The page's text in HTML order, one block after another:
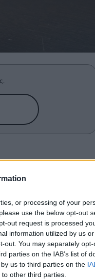
or processing of your
use the below opt-out
out request is processed
information utilized by us
out. You may separately
parties on the IAB’s list of
us to third parties on the
other third parties.
είναι ο μοναδικός
σας υπό έλεγχο.
μουσική, ταινίες
> iTunes &